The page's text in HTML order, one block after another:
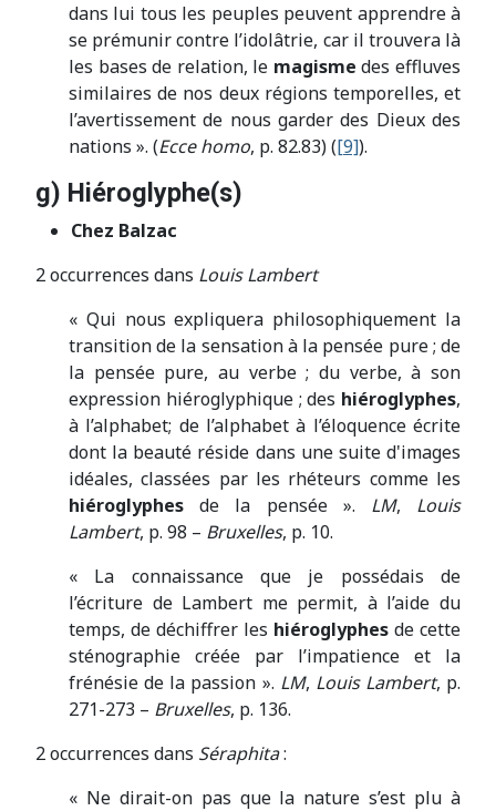
dans lui tous les peuples peuvent apprendre à
se prémunir contre l’idolâtrie, car il trouvera là
les bases de relation, le magisme des effluves
similaires de nos deux régions temporelles, et
l’avertissement de nous garder des Dieux des
nations ». (Ecce homo, p. 82.83) ([9]).
g) Hiéroglyphe(s)
Chez Balzac
2 occurrences dans Louis Lambert
« Qui nous expliquera philosophiquement la
transition de la sensation à la pensée pure ; de
la pensée pure, au verbe ; du verbe, à son
expression hiéroglyphique ; des hiéroglyphes,
à l’alphabet; de l’alphabet à l’éloquence écrite
dont la beauté réside dans une suite d'images
idéales, classées par les rhéteurs comme les
hiéroglyphes de la pensée ». LM, Louis
Lambert, p. 98 – Bruxelles, p. 10.
« La connaissance que je possédais de
l’écriture de Lambert me permit, à l’aide du
temps, de déchiffrer les hiéroglyphes de cette
sténographie créée par l’impatience et la
frénésie de la passion ». LM, Louis Lambert, p.
271-273 – Bruxelles, p. 136.
2 occurrences dans Séraphita:
« Ne dirait-on pas que la nature s’est plu à